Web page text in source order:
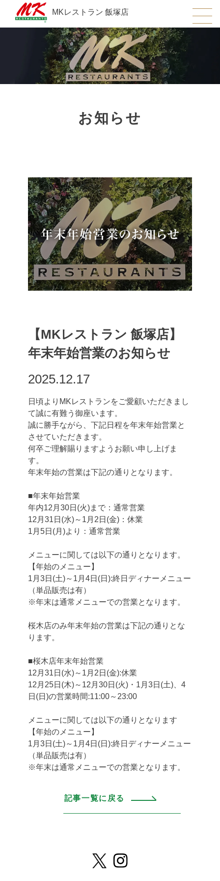
MKレストラン 飯塚店
お知らせ
【MKレストラン 飯塚店】
年末年始営業のお知らせ
2025.12.17
日頃よりMKレストランをご愛顧いただきまし
て誠に有難う御座います。
誠に勝手ながら、下記日程を年末年始営業と
させていただきます。
何卒ご理解賜りますようお願い申し上げま
す。
年末年始の営業は下記の通りとなります。
■年末年始営業
年内12月30日(火)まで：通常営業
12月31日(水)～1月2日(金)：休業
1月5日(月)より：通常営業
メニューに関しては以下の通りとなります。
【年始のメニュー】
1月3日(土)～1月4日(日):終日ディナーメニュー
（単品販売は有）
※年末は通常メニューでの営業となります。
桜木店のみ年末年始の営業は下記の通りとな
ります。
■桜木店年末年始営業
12月31日(水)～1月2日(金):休業
12月25日(木)～12月30日(火)・1月3日(土)、4
日(日)の営業時間:11:00～23:00
メニューに関しては以下の通りとなります
【年始のメニュー】
1月3日(土)～1月4日(日):終日ディナーメニュー
（単品販売は有）
※年末は通常メニューでの営業となります。
記事一覧に戻る